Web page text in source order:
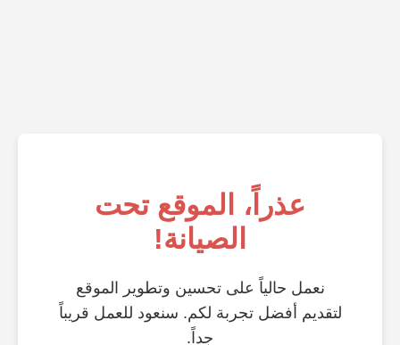
عذراً، الموقع تحت
الصيانة!
نعمل حالياً على تحسين وتطوير الموقع
لتقديم أفضل تجربة لكم. سنعود للعمل قريباً
جداً.